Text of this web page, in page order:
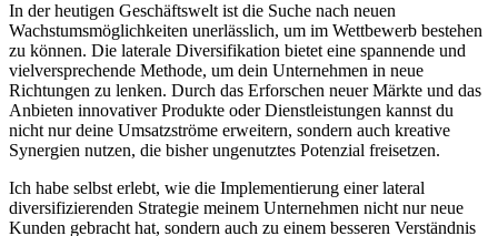
In der heutigen⁢ Geschäftswelt ist‍ die Suche⁢ nach neuen
Wachstumsmöglichkeiten unerlässlich, um ⁤im‍ Wettbewerb bestehen
zu ‌können.​ Die ⁢laterale Diversifikation​ bietet eine ⁢spannende und
vielversprechende Methode, um dein Unternehmen in neue
Richtungen zu lenken.‍ Durch ​das Erforschen⁤ neuer⁤ Märkte und das
Anbieten⁤ innovativer ⁤Produkte​ oder Dienstleistungen ⁣kannst du
nicht nur‍ deine ⁤Umsatzströme erweitern, ​sondern auch kreative
Synergien ⁢nutzen, ​die ‍bisher ungenutztes Potenzial freisetzen.
Ich habe selbst erlebt, wie die⁣ Implementierung einer lateral⁣
diversifizierenden Strategie meinem Unternehmen ​nicht⁣ nur​ neue
‌Kunden gebracht hat, ‍sondern auch zu ⁤einem besseren Verständnis